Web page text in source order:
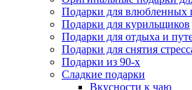
Подарки для влюбленных
Подарки для курильщиков
Подарки для отдыха и
Подарки для снятия
Подарки из 90-х
Сладкие подарки
Вкусности к чаю